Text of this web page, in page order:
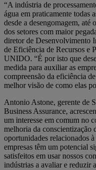
“A indústria de
água em praticamente todas
desde a desengomagem,
dos setores com maior
diretor de Desenvolvimento
de Eficiência de Recursos e
UNIDO. “É por isto que
medida para auxiliar as
compreensão da eficiência
melhor visão de como elas
Antonio Astone, gerente de
Business Assurance,
um interesse em comum no
melhoria da conscientização
oportunidades relacionados
empresas têm um potencial
satisfeitos em usar nossos
indústrias a avaliar e reduzir